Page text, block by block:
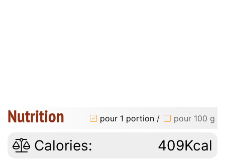
Nutrition pour 1 portion / pour 100 g
Calories: 409Kcal